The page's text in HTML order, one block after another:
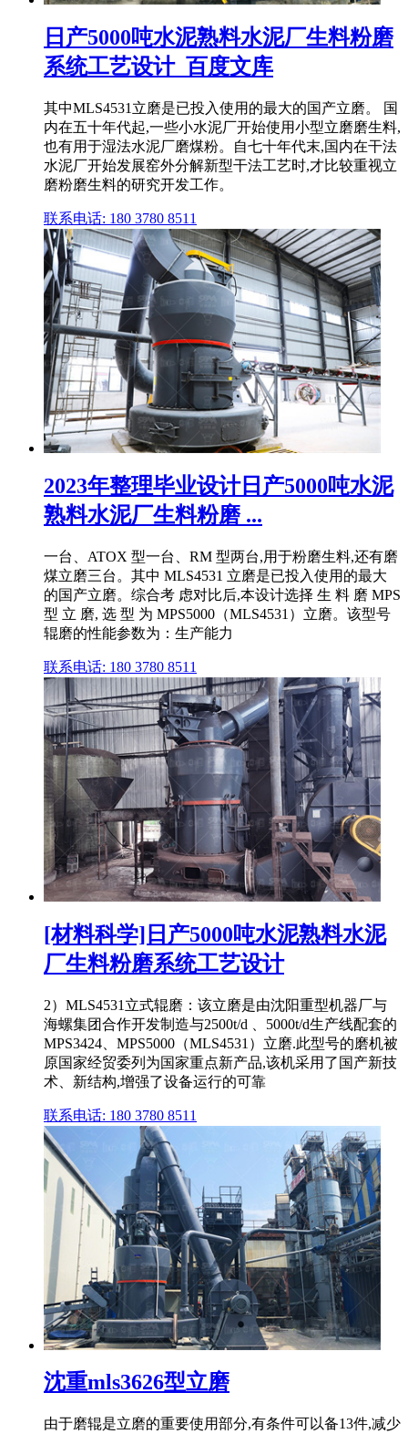
日产5000吨水泥熟料水泥厂生料粉磨
系统工艺设计_百度文库
其中MLS4531立磨是已投入使用的最大的国产立磨。 国
内在五十年代起,一些小水泥厂开始使用小型立磨磨生料,
也有用于湿法水泥厂磨煤粉。自七十年代末,国内在干法
水泥厂开始发展窑外分解新型干法工艺时,才比较重视立
磨粉磨生料的研究开发工作。
联系电话: 180 3780 8511
2023年整理毕业设计日产5000吨水泥
熟料水泥厂生料粉磨 ...
一台、ATOX 型一台、RM 型两台,用于粉磨生料,还有磨
煤立磨三台。其中 MLS4531 立磨是已投入使用的最大
的国产立磨。综合考 虑对比后,本设计选择 生 料 磨 MPS
型 立 磨, 选 型 为 MPS5000（MLS4531）立磨。该型号
辊磨的性能参数为：生产能力
联系电话: 180 3780 8511
[材料科学]日产5000吨水泥熟料水泥
厂生料粉磨系统工艺设计
2）MLS4531立式辊磨：该立磨是由沈阳重型机器厂与
海螺集团合作开发制造与2500t/d 、5000t/d生产线配套的
MPS3424、MPS5000（MLS4531）立磨.此型号的磨机被
原国家经贸委列为国家重点新产品,该机采用了国产新技
术、新结构,增强了设备运行的可靠
联系电话: 180 3780 8511
沈重mls3626型立磨
由于磨辊是立磨的重要使用部分,有条件可以备13件,减少